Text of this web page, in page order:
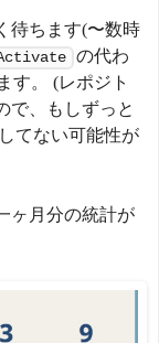
待ちます(〜数時
の代わ
す。 (レポジト
で、もしずっと
てない可能性が
ヶ月分の統計が